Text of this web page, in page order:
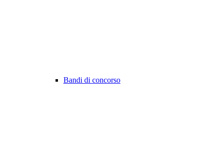
Bandi di concorso